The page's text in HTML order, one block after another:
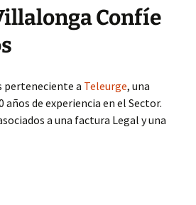
Confíe
perteneciente a Teleurge, una
años de experiencia en el Sector.
a una factura Legal y una